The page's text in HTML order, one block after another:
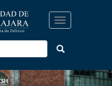
Toggle
navigation